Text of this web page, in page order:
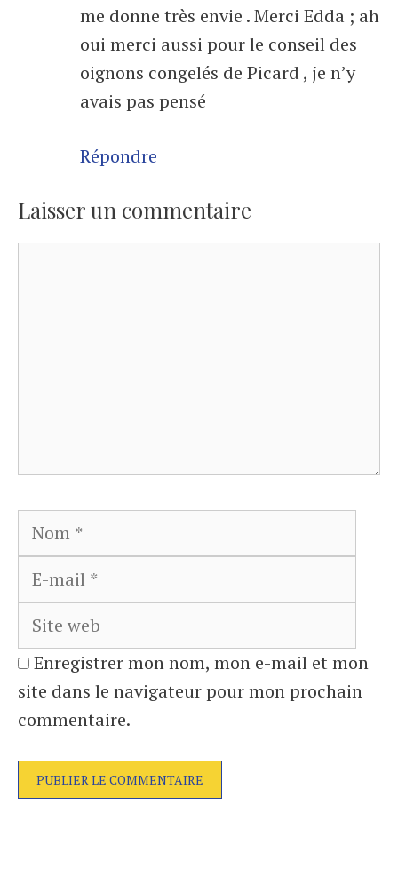
me donne très envie . Merci Edda ; ah
oui merci aussi pour le conseil des
oignons congelés de Picard , je n’y
avais pas pensé
Répondre
Laisser un commentaire
Nom
Enregistrer mon nom, mon e-mail et mon
site dans le navigateur pour mon prochain
commentaire.